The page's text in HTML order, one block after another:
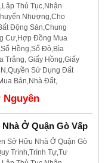
Thủ Tục,Nhận
Nhượng,Cho
Động Sản,Chung
Cư,Hợp Đồng Mua
Hồng,Sổ Đỏ,Bìa
Trắng, Giấy Hồng,Giấy
Sử Dụng Đất
Bán,Nhà Đất,
Nguyên
Ở Quận Gò Vấp
Sở Hữu Nhà Ở Quận Gò
Trình,Trình Tự,Tư